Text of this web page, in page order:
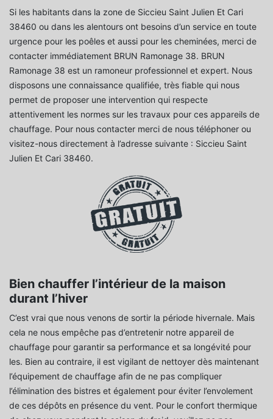
Si les habitants dans la zone de Siccieu Saint Julien Et Cari
38460 ou dans les alentours ont besoins d’un service en toute
urgence pour les poêles et aussi pour les cheminées, merci de
contacter immédiatement BRUN Ramonage 38. BRUN
Ramonage 38 est un ramoneur professionnel et expert. Nous
disposons une connaissance qualifiée, très fiable qui nous
permet de proposer une intervention qui respecte
attentivement les normes sur les travaux pour ces appareils de
chauffage. Pour nous contacter merci de nous téléphoner ou
visitez-nous directement à l’adresse suivante : Siccieu Saint
Julien Et Cari 38460.
Bien chauffer l’intérieur de la maison
durant l’hiver
C’est vrai que nous venons de sortir la période hivernale. Mais
cela ne nous empêche pas d’entretenir notre appareil de
chauffage pour garantir sa performance et sa longévité pour
les. Bien au contraire, il est vigilant de nettoyer dès maintenant
l’équipement de chauffage afin de ne pas compliquer
l’élimination des bistres et également pour éviter l’envolement
de ces dépôts en présence du vent. Pour le confort thermique